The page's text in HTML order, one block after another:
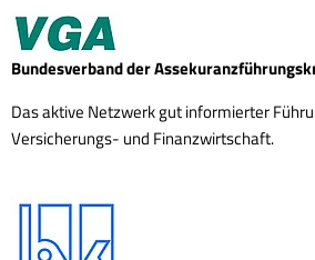
Bundesverband der
Das aktive Netzwerk gut informierter
Versicherungs- und Finanzwirtschaft.